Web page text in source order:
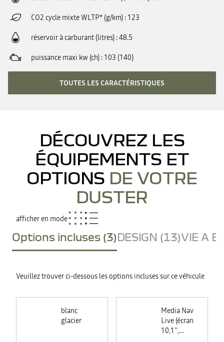
CO2 cycle mixte WLTP* (g/km) 123
réservoir à carburant (litres) 48.5
puissance maxi kw (ch) 103 (140)
TOUTES LES CARACTÉRISTIQUES
DÉCOUVREZ LES
ÉQUIPEMENTS ET
OPTIONS DE VOTRE
DUSTER
afficher en mode
Options incluses (3)DESIGN (13)VIE A
Veuillez trouver ci-dessous les options incluses sur ce véhicule
blanc
glacier
Media Nav
Live (écran
10,1'',